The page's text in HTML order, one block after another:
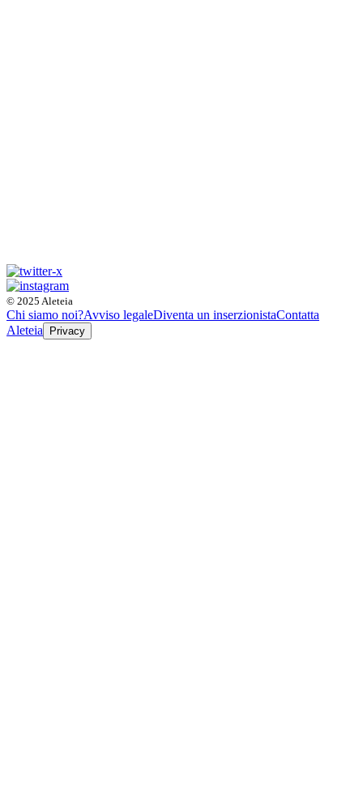
© 2025 Aleteia
Chi siamo noi?Avviso legaleDiventa un inserzionistaContatta
Aleteia
Privacy